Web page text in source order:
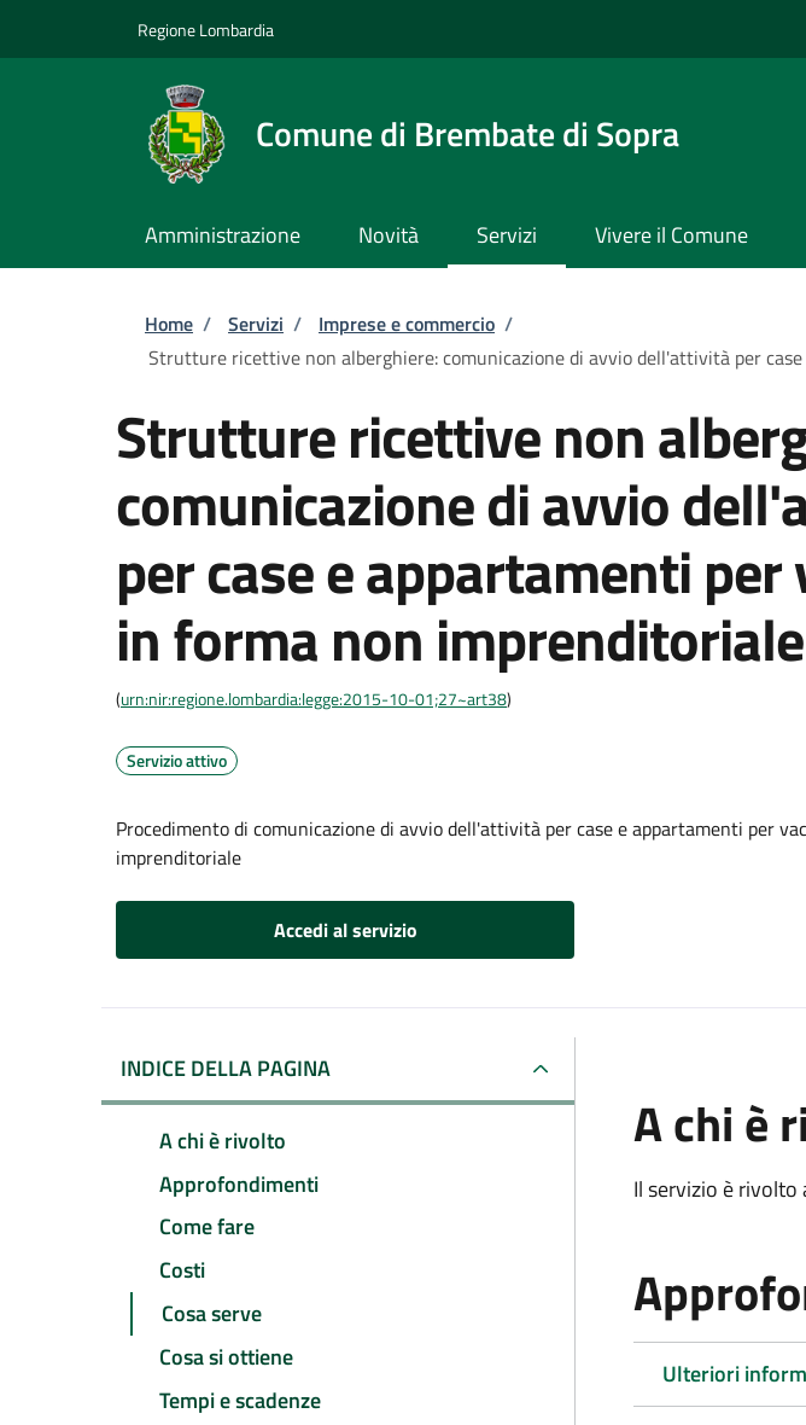
Regione Lombardia
Comune di Brembate di Sopra
Amministrazione Novità Servizi Vivere il Comune
Briciole di pane
Home / Servizi / Imprese e commercio /
Strutture ricettive non alberghiere: comunicazione di avvio dell'attività per
Strutture ricettive non
comunicazione di avvio
per case e appartamenti per
in forma non imprenditoriale
(urn:nir:regione.lombardia:legge:2015-10-01;27~art38)
Servizio attivo
Procedimento di comunicazione di avvio dell'attività per case e appartamenti per
imprenditoriale
Accedi al servizio
INDICE DELLA PAGINA
A chi è rivolto
Approfondimenti
Come fare
Costi
Cosa serve
Cosa si ottiene
Tempi e scadenze
A chi è
Il servizio è
Ulteriori